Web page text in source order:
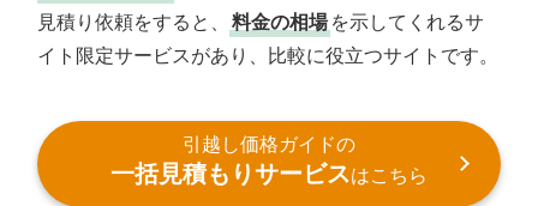
見積り依頼をすると、
料金の相場 を示してくれるサ
イト限定サービスがあり、比較に役立つサイトです。
引越し価格ガイドの
一括見積もりサービスはこちら